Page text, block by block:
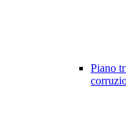
Piano